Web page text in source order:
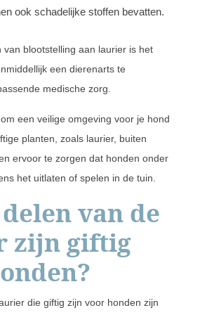
ook schadelijke stoffen bevatten.
van blootstelling aan laurier is het
een dierenarts te
medische zorg.
een veilige omgeving voor je hond
planten, zoals laurier, buiten
ervoor te zorgen dat honden onder
het uitlaten of spelen in de tuin.
van de
zijn giftig
die giftig zijn voor honden zijn